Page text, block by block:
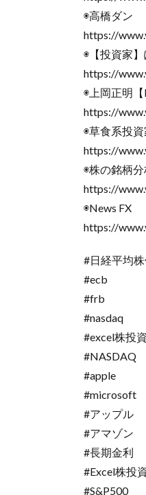
◉高橋ダン
https://
◉【投資家】
https://
◉上岡正明
https://
◉草食系投資
https://
◉株の銘柄
https://
◉News FX
https://
#日経平均
#ecb
#frb
#nasdaq
#excel株投資
#NASDAQ
#apple
#microsoft
#アップル
#アマゾン
#長期金利
#Excel株投
#S&P500